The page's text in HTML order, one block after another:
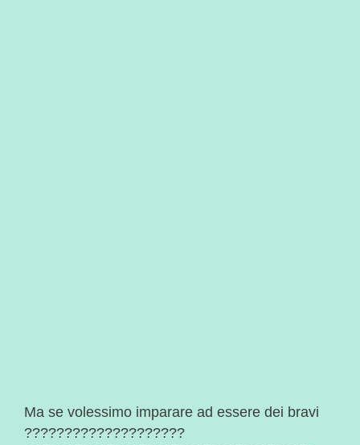
Ma se volessimo imparare ad essere dei bravi
????????????????????